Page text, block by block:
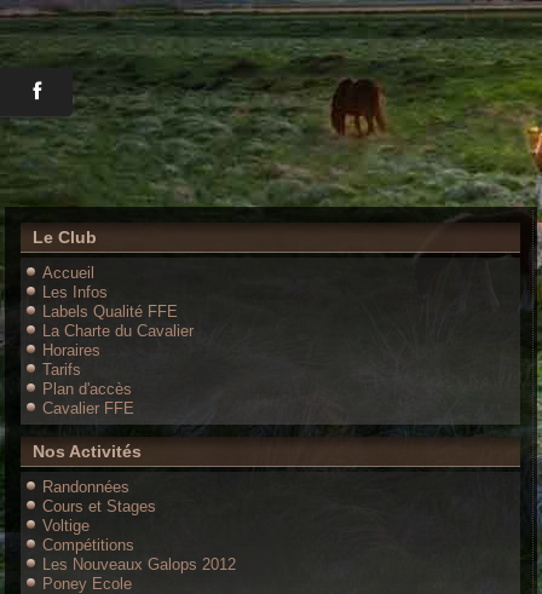
Le Club
Accueil
Les Infos
Labels Qualité FFE
La Charte du Cavalier
Horaires
Tarifs
Plan d'accès
Cavalier FFE
Nos Activités
Randonnées
Cours et Stages
Voltige
Compétitions
Les Nouveaux Galops 2012
Poney Ecole